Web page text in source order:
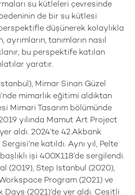
su kütleleri çevresinde
de bir su kütlesi
düşünerek kolaylıkla
ayrımların, tanımların nasıl
bu perspektife katılan
yaratır.
Mimar Sinan Güzel
mimarlık eğitimi aldıktan
Mimari Tasarım bölümünde
yılında Mamut Art Project
aldı. 2024’te 42.Akbank
katıldı. Aynı yıl, Pelte
işi 400X118’de sergilendi.
(2019), Step Istanbul (2020),
Program (2021) ve
(2021)’de yer aldı. Çeşitli